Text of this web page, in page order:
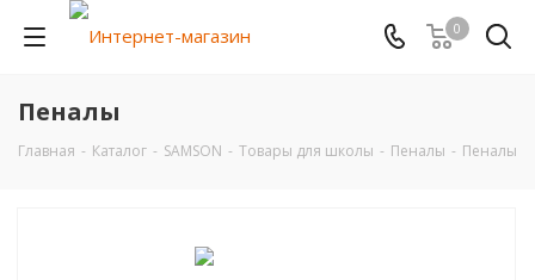
0
Пеналы
Главная - Каталог - SAMSON - Товары для школы - Пеналы - Пеналы